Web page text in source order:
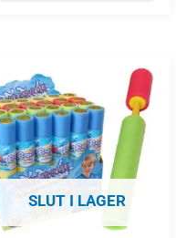
SLUT I LAGER